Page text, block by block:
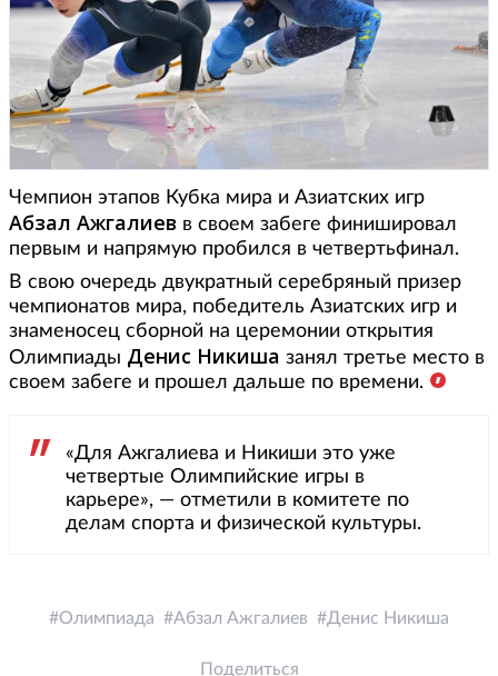
Чемпион этапов Кубка мира и Азиатских игр
Абзал Ажгалиев в своем забеге финишировал
первым и напрямую пробился в четвертьфинал.
В свою очередь двукратный серебряный призер
чемпионатов мира, победитель Азиатских игр и
знаменосец сборной на церемонии открытия
Олимпиады Денис Никиша занял третье место в
своем забеге и прошел дальше по времени.
«Для Ажгалиева и Никиши это уже
четвертые Олимпийские игры в
карьере», — отметили в комитете по
делам спорта и физической культуры.
Олимпиада Абзал Ажгалиев Денис Никиша
Поделиться